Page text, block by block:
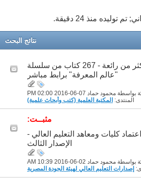
تم توليده منذ 24 دقيقة.
نتائج البحث
هدية أكثر من رائعة - 267 كتاب من سلسلة
"عالم المعرفة" برابط مباشر
محمود حماد 07-06-2016
02:00 PM
المنتدى: المكتبة العلمية (كتب وأبحاث علمية)
مثبــت:
كليات ومعاهد التعليم العالي -
الإصدار الثالث
محمود حماد 02-06-2016
10:39 AM
إصدارات التعليم العالي لهيئة الجودة المصرية